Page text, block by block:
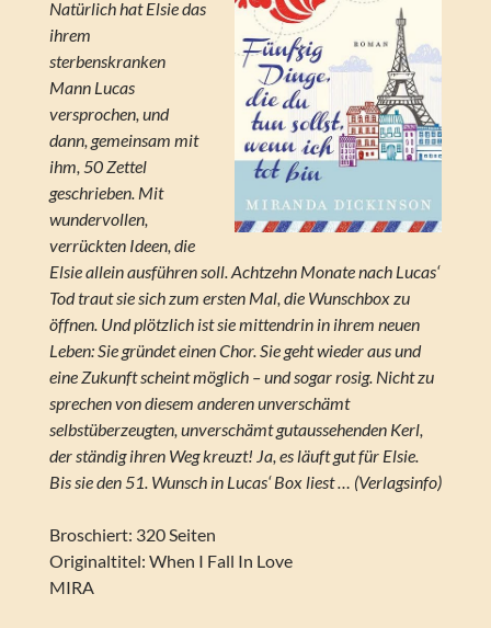
Natürlich hat Elsie das
ihrem
sterbenskranken
Mann Lucas
versprochen, und
dann, gemeinsam mit
ihm, 50 Zettel
geschrieben. Mit
wundervollen,
verrückten Ideen, die
Elsie allein ausführen soll. Achtzehn Monate nach Lucas‘
Tod traut sie sich zum ersten Mal, die Wunschbox zu
öffnen. Und plötzlich ist sie mittendrin in ihrem neuen
Leben: Sie gründet einen Chor. Sie geht wieder aus und
eine Zukunft scheint möglich – und sogar rosig. Nicht zu
sprechen von diesem anderen unverschämt
selbstüberzeugten, unverschämt gutaussehenden Kerl,
der ständig ihren Weg kreuzt! Ja, es läuft gut für Elsie.
Bis sie den 51. Wunsch in Lucas‘ Box liest … (Verlagsinfo)
Broschiert: 320 Seiten
Originaltitel: When I Fall In Love
MIRA